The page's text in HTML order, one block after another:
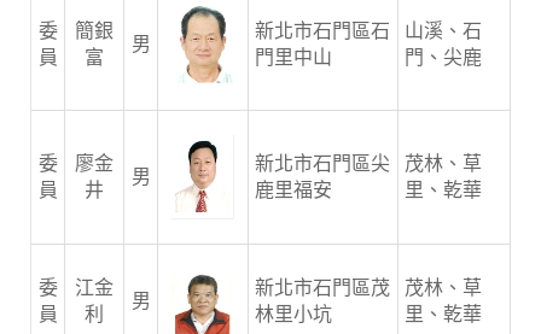
委
員
簡銀
富
男
新北市石門區石
門里中山
山溪、石
門、尖鹿
委
員
廖金
井
男
新北市石門區尖
鹿里福安
茂林、草
里、乾華
委
員
江金
利
男
新北市石門區茂
林里小坑
茂林、草
里、乾華